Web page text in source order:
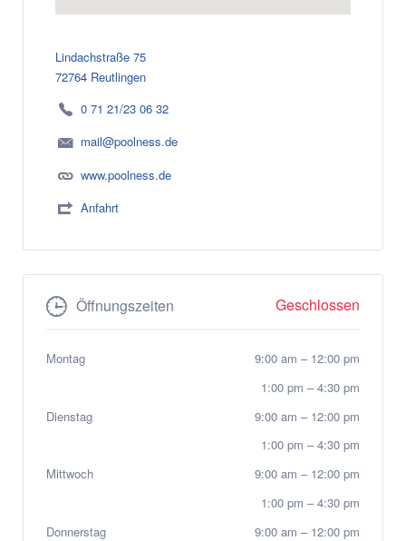
Lindachstraße 75
72764 Reutlingen
0 71 21/23 06 32
mail@poolness.de
www.poolness.de
Anfahrt
Öffnungszeiten Geschlossen
Montag 9:00 am – 12:00 pm
1:00 pm –4:30 pm
Dienstag
9:00 am – 12:00 pm
1:00 pm –4:30 pm
Mittwoch
9:00 am – 12:00 pm
1:00 pm –4:30 pm
Donnerstag
9:00 am – 12:00 pm